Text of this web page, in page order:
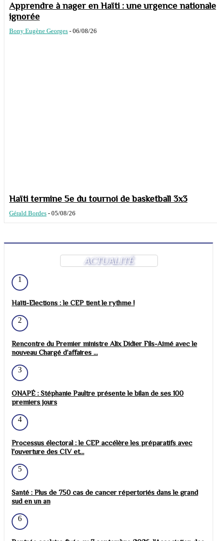
Apprendre à nager en Haïti : une urgence nationale
ignorée
Bony Eugène Georges - 06/08/26
Haïti termine 5e du tournoi de basketball 3x3
Gérald Bordes - 05/08/26
ACTUALITÉ
1
Haïti-Elections : le CEP tient le rythme !
2
Rencontre du Premier ministre Alix Didier Fils-Aimé avec le
nouveau Chargé d’affaires ...
3
ONAPÉ : Stéphanie Paultre présente le bilan de ses 100
premiers jours
4
Processus électoral : le CEP accélère les préparatifs avec
l'ouverture des CIV et...
5
Santé : Plus de 750 cas de cancer répertoriés dans le grand
sud en un an
6